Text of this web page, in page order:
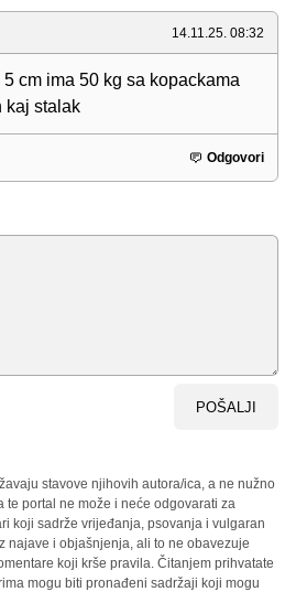
14.11.25. 08:32
cm ima 50 kg sa kopackama
kaj stalak
Odgovori
POŠALJI
stavove njihovih autora/ica, a ne nužno
te portal ne može i neće odgovarati za
koji sadrže vrijeđanja, psovanja i vulgaran
najave i objašnjenja, ali to ne obavezuje
koji krše pravila. Čitanjem prihvatate
mogu biti pronađeni sadržaji koji mogu